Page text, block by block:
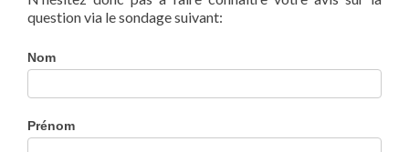
question via le sondage suivant:
Sondage
achat
train
Nom
Prénom